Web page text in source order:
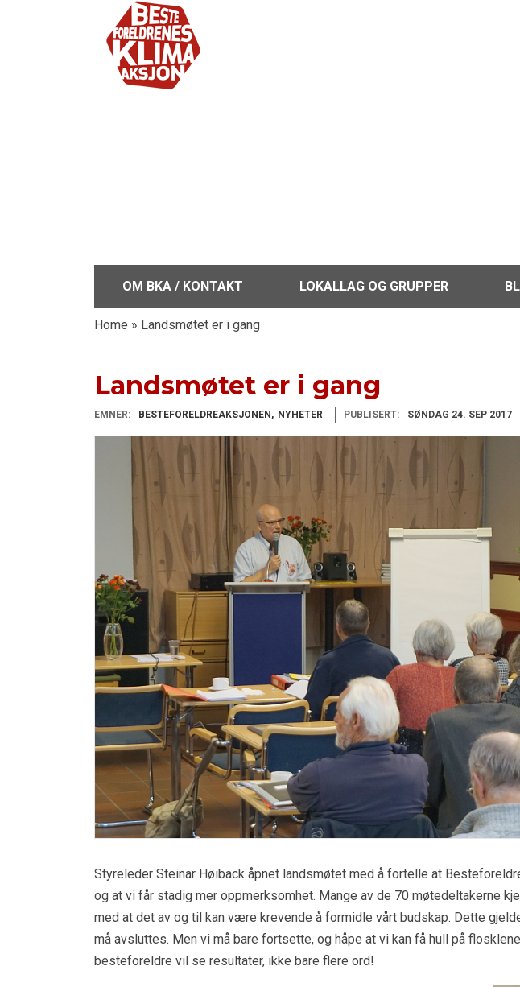
OM BKA / KONTAKT LOKALLAG OG GRUPPER
Home » Landsmøtet er i gang
Landsmøtet er i gang
EMNER: BESTEFORELDREAKSJONEN NYHETER PUBLISERT: SØNDAG 24. SEP 2017
Styreleder Steinar Høiback åpnet landsmøtet med å fortelle at
og at vi får stadig mer oppmerksomhet. Mange av de 70 møtedeltakerne
med at det av og til kan være krevende å formidle vårt budskap. Dette
må avsluttes. Men vi må bare fortsette, og håpe at vi kan få hull på
besteforeldre vil se resultater, ikke bare flere ord!